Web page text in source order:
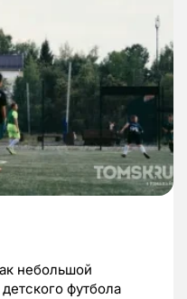
небольшой
футбола